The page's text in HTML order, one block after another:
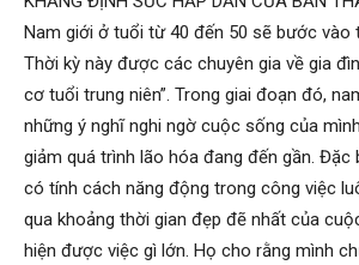
Giss
Hải
Nam giới ở tuổi từ 40 đến 50 sẽ bước vào
Thời kỳ này được các chuyên gia về gia
cơ tuổi trung niên”. Trong giai đoạn đó,
những ý nghĩ nghi ngờ cuộc sống của
giảm quá trình lão hóa đang đến gần. Đặc
có tính cách năng động trong công việc
qua khoảng thời gian đẹp đẽ nhất của
hiện được việc gì lớn. Họ cho rằng mình